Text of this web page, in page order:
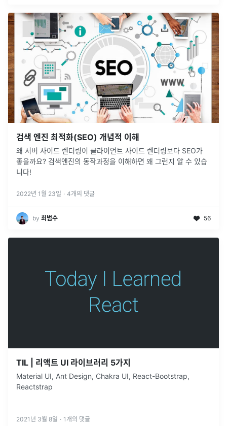
검색 엔진 최적화(SEO) 개념적 이해
왜 서버 사이드 렌더링이 클라이언트 사이드 렌더링보다 SEO가
좋을까요? 검색엔진의 동작과정을 이해하면 왜 그런지 알 수 있습
니다!
2022년 1월 23일 · 4개의 댓글
by 최범수 56
TIL | 리액트 UI 라이브러리 5가지
Material UI, Ant Design, Chakra UI, React-Bootstrap,
Reactstrap
2021년 3월 8일 · 1 개의 댓글